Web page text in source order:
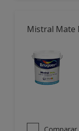
Mistral Mate
Comparar